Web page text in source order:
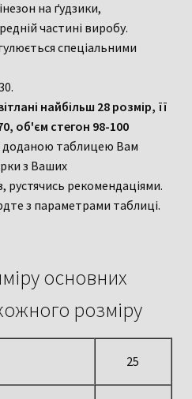
на ґудзики,
частині виробу.
спеціальними
найбільш 28 розмір, її
об'єм стегон 98-100
доданою таблицею Вам
з Ваших
рустячись рекомендаціями.
з параметрами таблиці.
основних
розміру
25